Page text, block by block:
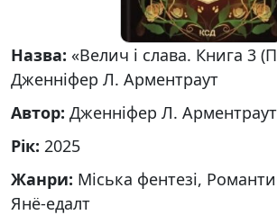
Назва: «Велич і слава. Книга 3
Дженніфер Л. Арментраут
Автор: Дженніфер Л. Арментраут
Рік: 2025
Жанри: Міська фентезі,
Янё-едалт